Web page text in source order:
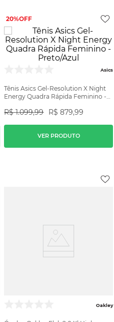
20%
Asics
Tênis Asics Gel-Resolution X Night
Energy Quadra Rápida Feminino -
R$ 1.099,99 R$ 879,99
VER PRODUTO
Oakley